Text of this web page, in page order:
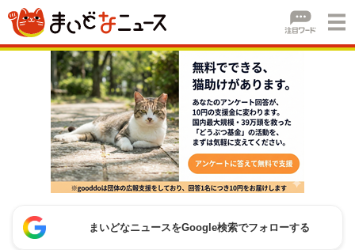
まいどなニュースをGoogle検索でフォローする